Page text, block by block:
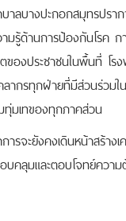
บาลบางปะกอกสมุทรป
มรู้ด้านการป้องกันโรค
องประชาชนในพื้นที่
รทุกฝ่ายที่มีส่วนร่วมใ
มเทของทุกภาคส่วน
ารจะยังคงเดินหน้าสร้
ลุมและตอบโจทย์ความ